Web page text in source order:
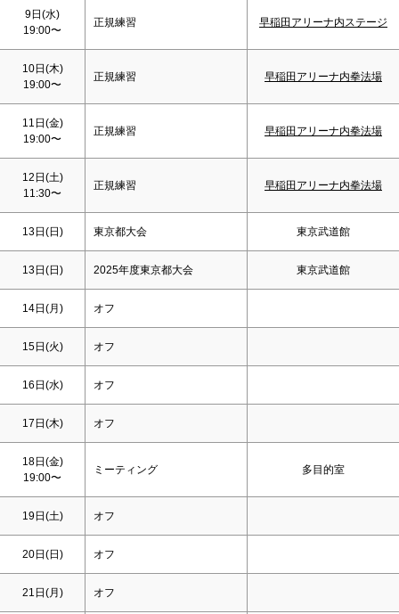
9日(水)
19:00〜
正規練習 早稲田アリーナ内ステージ
10日(木)
19:00〜
正規練習 早稲田アリーナ内拳法場
11日(金)
19:00〜
正規練習 早稲田アリーナ内拳法場
12日(土)
11:30〜
正規練習 早稲田アリーナ内拳法場
13日(日) 東京都大会 東京武道館
13日(日) 2025年度東京都大会 東京武道館
14日(月) オフ
15日(火) オフ
16日(水) オフ
17日(木) オフ
18日(金)
19:00〜
ミーティング 多目的室
19日(土) オフ
20日(日) オフ
21日(月) オフ